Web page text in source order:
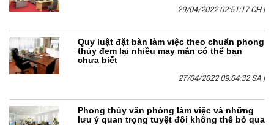
29/04/2022 02:51:17 CH|
Quy luật đặt bàn làm việc theo chuẩn phong
thủy đem lại nhiều may mắn có thể bạn
chưa biết
27/04/2022 09:04:32 SA |
Phong thủy văn phòng làm việc và những
lưu ý quan trọng tuyệt đối không thể bỏ qua